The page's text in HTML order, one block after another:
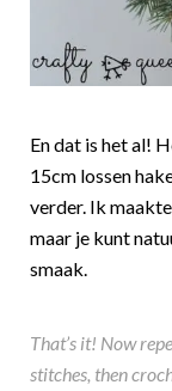
En dat is het al!
15cm lossen
verder. Ik
maar je kunt
smaak.
That’s it! Now
stitches, then